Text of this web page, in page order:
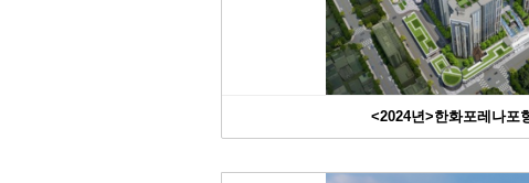
<2024년>한화포레나포